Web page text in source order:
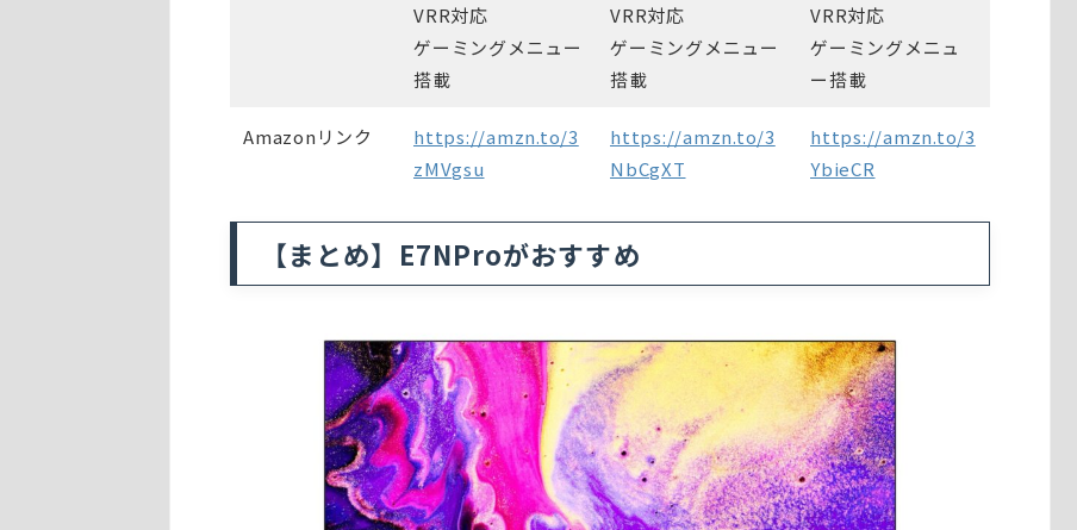
VRR対応
ゲーミングメニュー
搭載
VRR対応
ゲーミングメニュー
搭載
VRR対応
ゲーミングメニュ
ー搭載
Amazonリンク
https://amzn.to/3
zMVgsu
https://amzn.to/3
NbCgXT
https://amzn.to/3
YbieCR
【まとめ】E7NProがおすすめ